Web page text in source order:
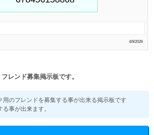
4/9/2026
レンド募集掲示板です。
用のフレンドを募集する事が出来る掲示板です
事が出来ます。